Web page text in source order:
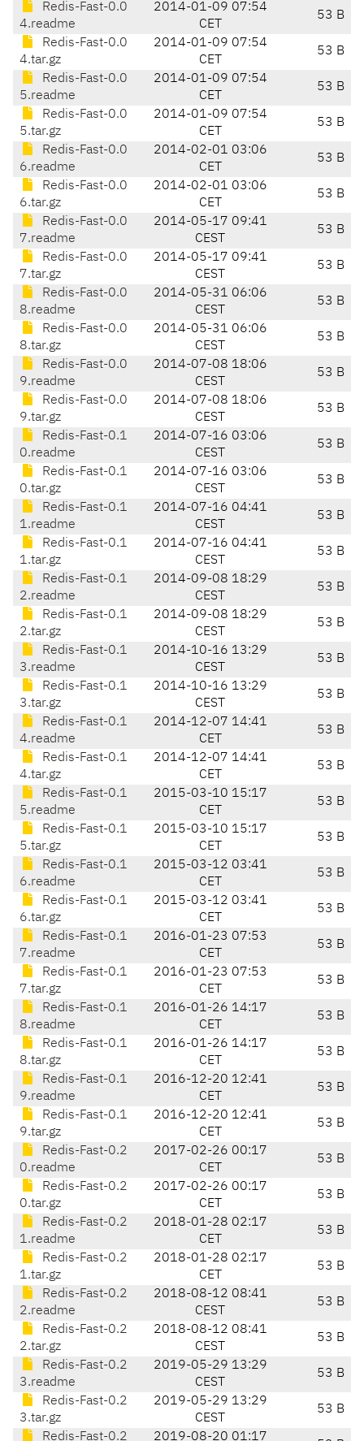
Redis-Fast-0.0
4.readme
2014-01-09 07:54
CET
53 B
Redis-Fast-0.0
4.tar.gz
2014-01-09 07:54
CET
53 B
Redis-Fast-0.0
5.readme
2014-01-09 07:54
CET
53 B
Redis-Fast-0.0
5.tar.gz
2014-01-09 07:54
CET
53 B
Redis-Fast-0.0
6.readme
2014-02-01 03:06
CET
53 B
Redis-Fast-0.0
6.tar.gz
2014-02-01 03:06
CET
53 B
Redis-Fast-0.0
7.readme
2014-05-17 09:41
CEST
53 B
Redis-Fast-0.0
7.tar.gz
2014-05-17 09:41
CEST
53 B
Redis-Fast-0.0
8.readme
2014-05-31 06:06
CEST
53 B
Redis-Fast-0.0
8.tar.gz
2014-05-31 06:06
CEST
53 B
Redis-Fast-0.0
9.readme
2014-07-08 18:06
CEST
53 B
Redis-Fast-0.0
9.tar.gz
2014-07-08 18:06
CEST
53 B
Redis-Fast-0.1
0.readme
2014-07-16 03:06
CEST
53 B
Redis-Fast-0.1
0.tar.gz
2014-07-16 03:06
CEST
53 B
Redis-Fast-0.1
1.readme
2014-07-16 04:41
CEST
53 B
Redis-Fast-0.1
1.tar.gz
2014-07-16 04:41
CEST
53 B
Redis-Fast-0.1
2.readme
2014-09-08 18:29
CEST
53 B
Redis-Fast-0.1
2.tar.gz
2014-09-08 18:29
CEST
53 B
Redis-Fast-0.1
3.readme
2014-10-16 13:29
CEST
53 B
Redis-Fast-0.1
3.tar.gz
2014-10-16 13:29
CEST
53 B
Redis-Fast-0.1
4.readme
2014-12-07 14:41
CET
53 B
Redis-Fast-0.1
4.tar.gz
2014-12-07 14:41
CET
53 B
Redis-Fast-0.1
5.readme
2015-03-10 15:17
CET
53 B
Redis-Fast-0.1
5.tar.gz
2015-03-10 15:17
CET
53 B
Redis-Fast-0.1
6.readme
2015-03-12 03:41
CET
53 B
Redis-Fast-0.1
6.tar.gz
2015-03-12 03:41
CET
53 B
Redis-Fast-0.1
7.readme
2016-01-23 07:53
CET
53 B
Redis-Fast-0.1
7.tar.gz
2016-01-23 07:53
CET
53 B
Redis-Fast-0.1
8.readme
2016-01-26 14:17
CET
53 B
Redis-Fast-0.1
8.tar.gz
2016-01-26 14:17
CET
53 B
Redis-Fast-0.1
9.readme
2016-12-20 12:41
CET
53 B
Redis-Fast-0.1
9.tar.gz
2016-12-20 12:41
CET
53 B
Redis-Fast-0.2
0.readme
2017-02-26 00:17
CET
53 B
Redis-Fast-0.2
0.tar.gz
2017-02-26 00:17
CET
53 B
Redis-Fast-0.2
1.readme
2018-01-28 02:17
CET
53 B
Redis-Fast-0.2
1.tar.gz
2018-01-28 02:17
CET
53 B
Redis-Fast-0.2
2.readme
2018-08-12 08:41
CEST
53 B
Redis-Fast-0.2
2.tar.gz
2018-08-12 08:41
CEST
53 B
Redis-Fast-0.2
3.readme
2019-05-29 13:29
CEST
53 B
Redis-Fast-0.2
3.tar.gz
2019-05-29 13:29
CEST
53 B
Redis-Fast-0.2 2019-08-20 01:17